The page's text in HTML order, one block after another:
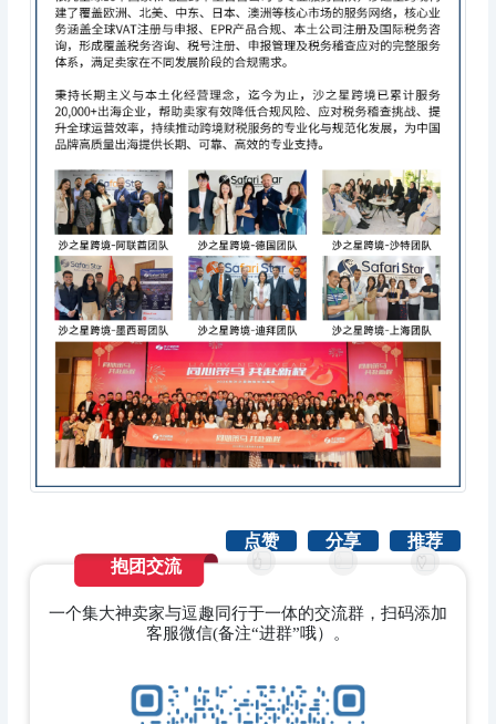
点赞 分享
推荐
抱团交流
一个集大神卖家与逗趣同行于一体的交流群，扫码添加
客服微信(备注“进群”哦）。